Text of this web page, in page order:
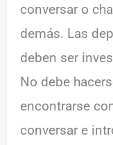
conversar o
demás. Las
deben ser
No debe
encontrarse
conversar e